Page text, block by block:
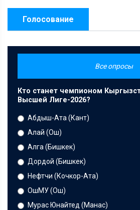
Голосование
Все опросы
Кто станет чемпионом
Высшей Лиге-2026?
Абдыш-Ата (Кант)
Алай (Ош)
Алга (Бишкек)
Дордой (Бишкек)
Нефтчи (Кочкор-Ата)
ОшМУ (Ош)
Мурас Юнайтед (Манас)